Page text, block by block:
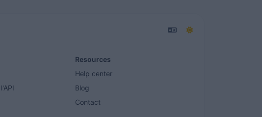
Resources
Help center
Blog
Contact